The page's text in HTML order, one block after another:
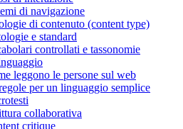
di navigazione
di contenuto (content type)
e standard
controllati e tassonomie
leggono le persone sul web
per un linguaggio semplice
collaborativa
critique